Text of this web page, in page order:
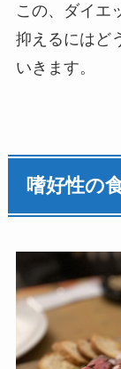
この、ダイエ
抑えるにはど
いきます。
嗜好性の